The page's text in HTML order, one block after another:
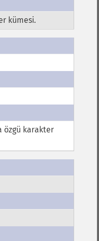
kümesi.
özgü karakter